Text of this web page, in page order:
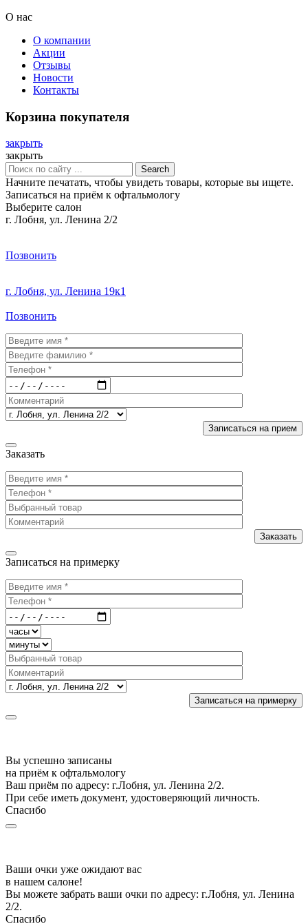
О нас
О компании
Акции
Отзывы
Новости
Контакты
Корзина покупателя
закрыть
закрыть
Search
Начните печатать, чтобы увидеть товары, которые вы ищете.
Записаться на приём к офтальмологу
Выберите салон
г. Лобня, ул. Ленина 2/2
Позвонить
г. Лобня, ул. Ленина 19к1
Позвонить
Заказать
Записаться на примерку
Вы успешно записаны
на приём к офтальмологу
Ваш приём по адресу: г.Лобня, ул. Ленина 2/2.
При себе иметь документ, удостоверяющий личность.
Спасибо
Ваши очки уже ожидают вас
в нашем салоне!
Вы можете забрать ваши очки по адресу: г.Лобня, ул. Ленина
2/2.
Спасибо